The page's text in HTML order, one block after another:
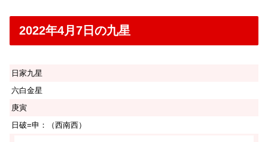
2022年4月7日の九星
日家九星
六白金星
庚寅
日破=申：（西南西）